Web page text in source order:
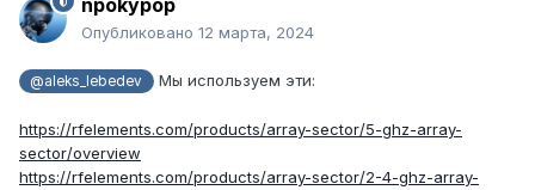
npokypop
Опубликовано 12 марта, 2024
@aleks_lebedev Мы используем эти:
https://rfelements.com/products/array-sector/5-ghz-array-
sector/overview
https://rfelements.com/products/array-sector/2-4-ghz-array-